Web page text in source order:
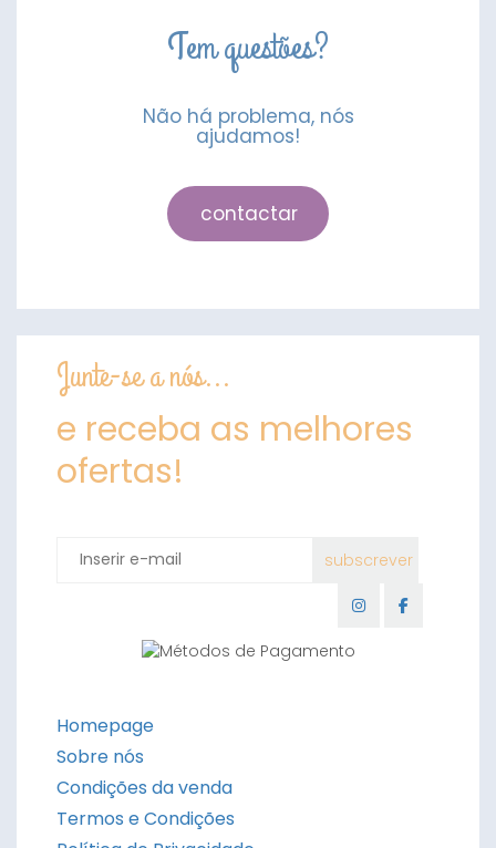
Tem questões?
Não há problema, nós
ajudamos!
contactar
Junte-se a nós...
e receba as melhores
ofertas!
Homepage
Sobre nós
Condições da venda
Termos e Condições